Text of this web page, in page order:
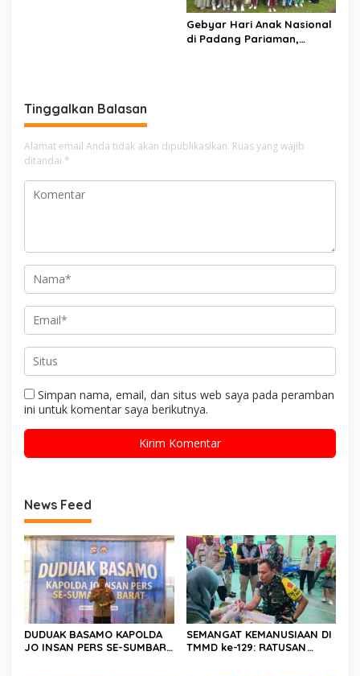
Gebyar Hari Anak Nasional
di Padang Pariaman,
Tinggalkan Balasan
Alamat email Anda tidak akan dipublikasikan. Ruas yang wajib
ditandai *
Simpan nama, email, dan situs web saya pada peramban
ini untuk komentar saya berikutnya.
News Feed
DUDUAK BASAMO KAPOLDA
JO INSAN PERS SE-SUMBAR,
SEMANGAT KEMANUSIAAN DI
TMMD ke-129: RATUSAN